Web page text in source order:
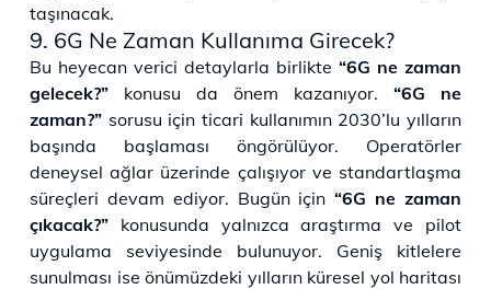
taşınacak.
9. ​6G Ne Zaman Kullanıma Girecek?
Bu heyecan verici detaylarla birlikte “6G ne zaman
gelecek?” konusu da önem kazanıyor. “6G ne
zaman?” sorusu için ticari kullanımın 2030’lu yılların
başında başlaması öngörülüyor. Operatörler
deneysel ağlar üzerinde çalışıyor ve standartlaşma
süreçleri devam ediyor. Bugün için“6G ne zaman
çıkacak?” konusunda yalnızca araştırma ve pilot
uygulama seviyesinde bulunuyor. Geniş kitlelere
sunulması ise önümüzdeki yılların küresel yol haritası